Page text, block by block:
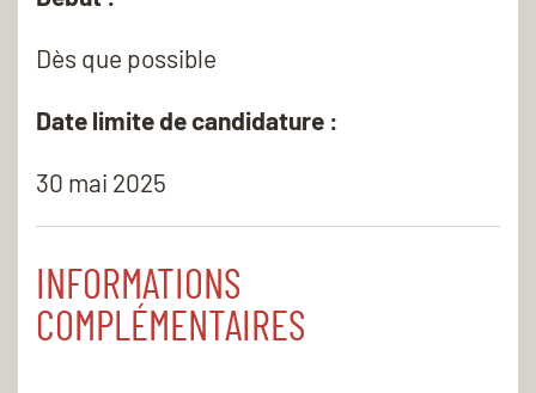
Dès que possible
Date limite de candidature :
30 mai 2025
INFORMATIONS
COMPLÉMENTAIRES